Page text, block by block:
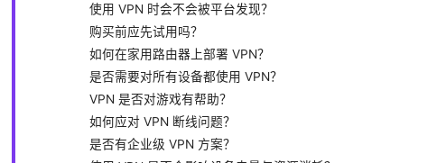
使用 VPN 时会不会被平台发现？
购买前应先试用吗？
如何在家用路由器上部署 VPN？
是否需要对所有设备都使用 VPN？
VPN 是否对游戏有帮助？
如何应对 VPN 断线问题？
是否有企业级 VPN 方案？